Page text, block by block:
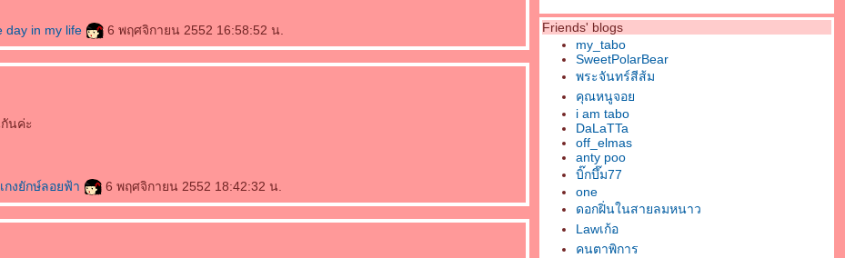
day in my life 6 พฤศจิกายน 2552 16:58:52 น.
นค่ะ
กงยักษ์ลอยฟ้า 6 พฤศจิกายน 2552 18:42:32 น.
Friends' blogs
my_tabo
SweetPolarBear
พระจันทร์สีส้ม
คุณหนูจอ
i am tabo
DaLaTTa
off_elmas
anty poo
บิ๊กบึ๊ม77
one
ดอกฝิ่นในสายลมหนาว
Lawเก้อ
คนตาพิการ